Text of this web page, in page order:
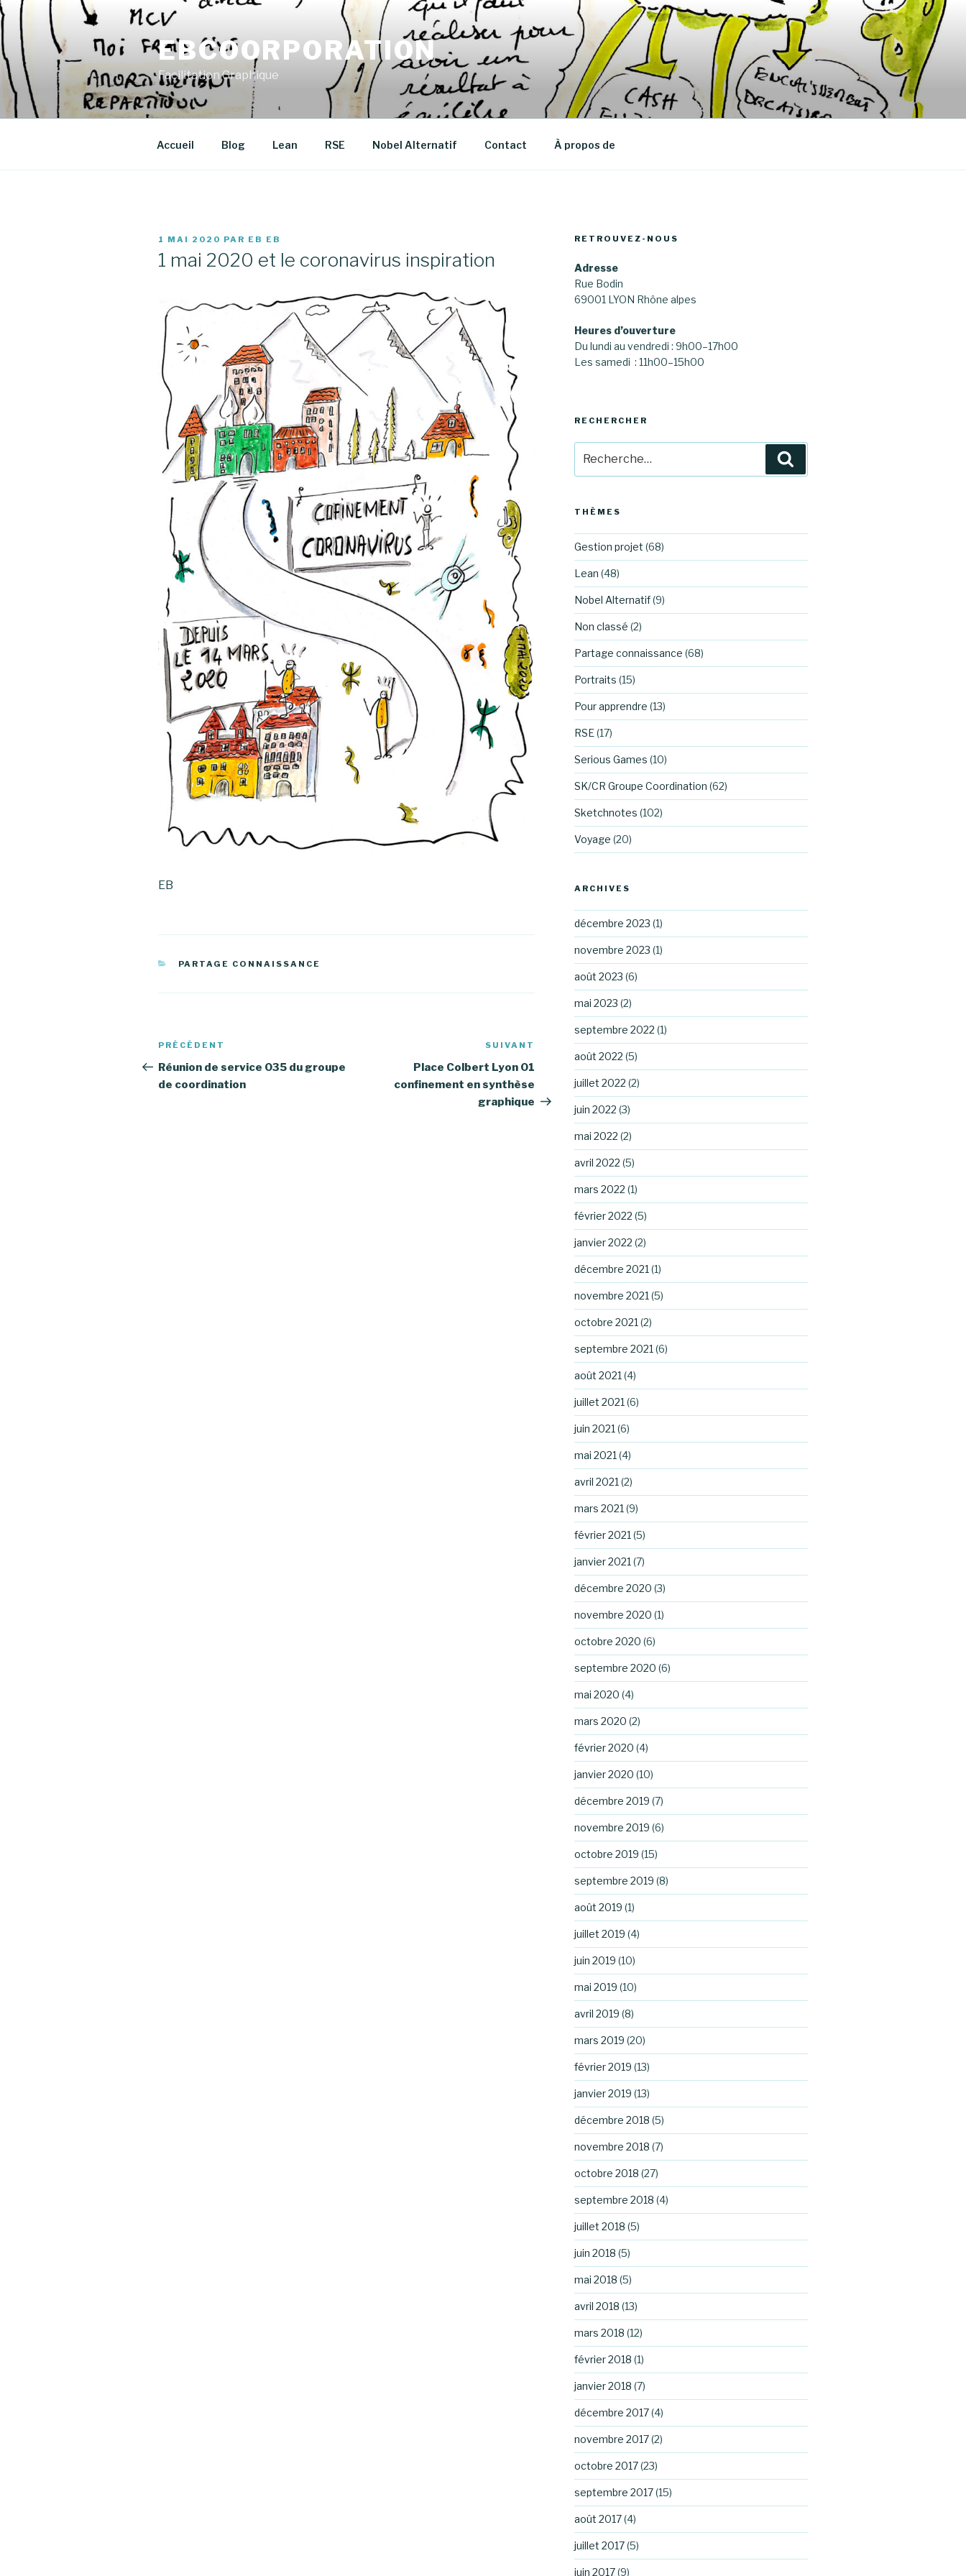
Aller
au
contenu
principal
EBCOORPORATION
Facilitation Graphique
Accueil Blog Lean RSE Nobel Alternatif Contact À propos de
PUBLIÉ
LE
1 MAI 2020 PAR EB EB
1 mai 2020 et le coronavirus inspiration
EB
CATÉGORIES
PARTAGE CONNAISSANCE
Navigation
de
l’article
Article
précédent
PRÉCÉDENT
Réunion de service 035 du groupe
de coordination
Article
SUIVANT
Place Colbert Lyon 01
confinement en synthèse
graphique
RETROUVEZ-NOUS
Adresse
Rue Bodin
69001 LYON Rhône alpes
Heures d’ouverture
Du lundi au vendredi : 9h00–17h00
Les samedi : 11h00–15h00
RECHERCHER
pour
THÈMES
Gestion projet (68)
Lean (48)
Nobel Alternatif(9)
Non classé (2)
Partage connaissance (68)
Portraits (15)
Pour apprendre (13)
RSE(17)
Serious Games (10)
SK/CR Groupe Coordination (62)
Sketchnotes (102)
Voyage (20)
ARCHIVES
décembre 2023 (1)
novembre 2023 (1)
août 2023 (6)
mai 2023 (2)
septembre 2022 (1)
août 2022 (5)
juillet 2022 (2)
juin 2022 (3)
mai 2022 (2)
avril 2022 (5)
mars 2022 (1)
février 2022 (5)
janvier 2022 (2)
décembre 2021 (1)
novembre 2021 (5)
octobre 2021 (2)
septembre 2021 (6)
août 2021 (4)
juillet 2021 (6)
juin 2021 (6)
mai 2021 (4)
avril 2021 (2)
mars 2021 (9)
février 2021 (5)
janvier 2021 (7)
décembre 2020 (3)
novembre 2020 (1)
octobre 2020 (6)
septembre 2020 (6)
mai 2020 (4)
mars 2020 (2)
février 2020 (4)
janvier 2020 (10)
décembre 2019 (7)
novembre 2019 (6)
octobre 2019 (15)
septembre 2019 (8)
août 2019 (1)
juillet 2019 (4)
juin 2019 (10)
mai 2019 (10)
avril 2019 (8)
mars 2019 (20)
février 2019 (13)
janvier 2019 (13)
décembre 2018 (5)
novembre 2018 (7)
octobre 2018 (27)
septembre 2018 (4)
juillet 2018 (5)
juin 2018 (5)
mai 2018 (5)
avril 2018 (13)
mars 2018 (12)
février 2018 (1)
janvier 2018 (7)
décembre 2017(4)
novembre 2017(2)
octobre 2017(23)
septembre 2017(15)
août 2017(4)
juillet 2017(5)
juin 2017(9)